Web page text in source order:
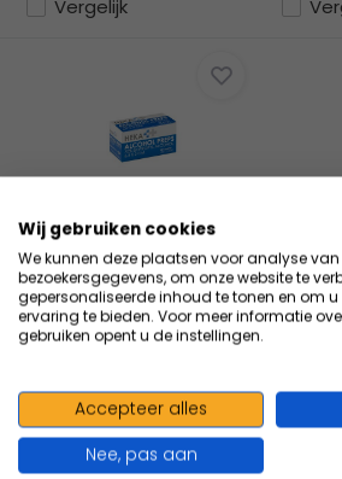
Vergelijk
HEKA Alcohol doekjes -
medium (100 stuks...
6,5 x 3 cm, doekjes apart
verpakt en gevouwen, 7...
Niet
Wij gebruiken cookies
We kunnen deze plaatsen voor analyse van
bezoekersgegevens, om onze website te
gepersonaliseerde inhoud te tonen en om
ervaring te bieden. Voor meer informatie
gebruiken opent u de instellingen.
Accepteer alles
Nee, pas aan